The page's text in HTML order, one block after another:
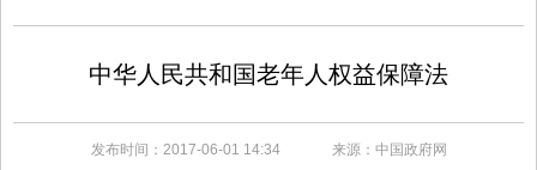
中华人民共和国老年人权益保障法
发布时间：2017-06-01 14:34
来源：中国政府网